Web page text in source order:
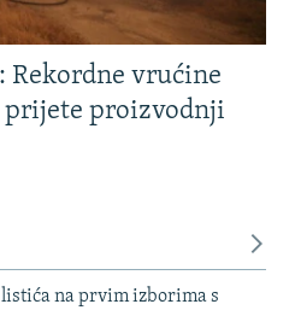
Rekordne vrućine
prijete proizvodnji
na prvim izborima s